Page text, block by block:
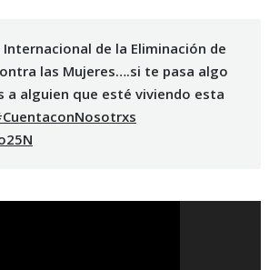
Internacional de la Eliminación de
las Mujeres….si te pasa algo
a alguien que esté viviendo esta